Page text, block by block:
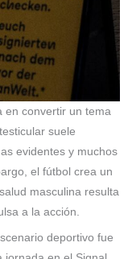
en convertir un tema
suele
evidentes y muchos
el fútbol crea un
masculina resulta
a la acción.
deportivo fue